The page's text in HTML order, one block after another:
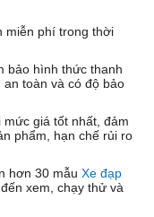
miễn phí trong thời
bảo hình thức thanh
toàn và có độ bảo
giá tốt nhất, đảm
phẩm, hạn chế rủi ro
hơn 30 mẫu Xe đạp
xem, chạy thử và